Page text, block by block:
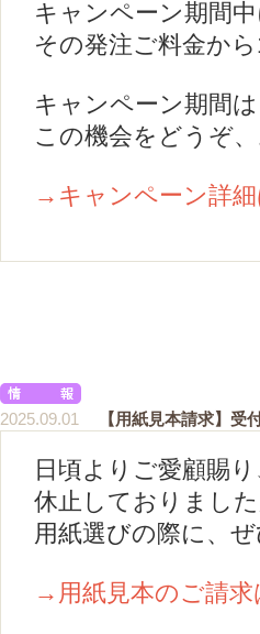
キャンペーン期間
その発注ご料金か
キャンペーン期間
この機会をどうぞ
→キャンペーン詳
2025.09.01 【用紙見本請求】受
日頃よりご愛顧賜
休止しておりまし
用紙選びの際に、
→用紙見本のご請